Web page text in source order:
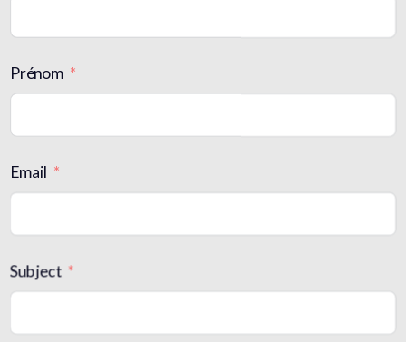
Prénom
Email
Subject